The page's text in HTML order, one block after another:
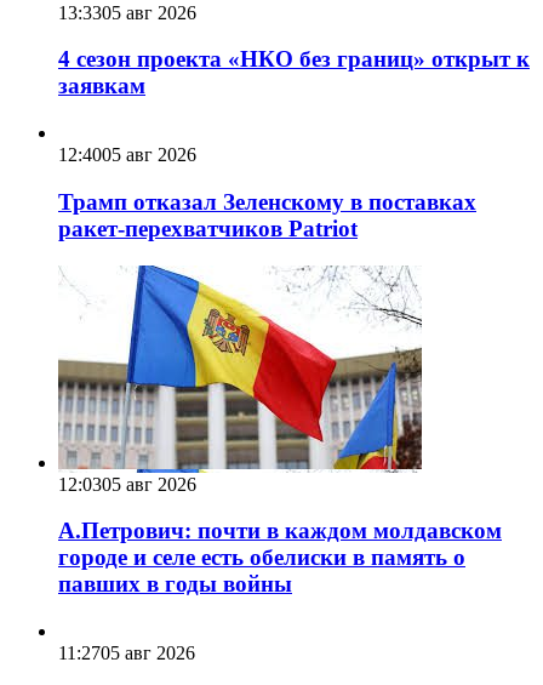
13:3305 авг 2026
4 сезон проекта «НКО без границ» открыт к
заявкам
12:4005 авг 2026
Трамп отказал Зеленскому в поставках
ракет-перехватчиков Patriot
12:0305 авг 2026
А.Петрович: почти в каждом молдавском
городе и селе есть обелиски в память о
павших в годы войны
11:2705 авг 2026